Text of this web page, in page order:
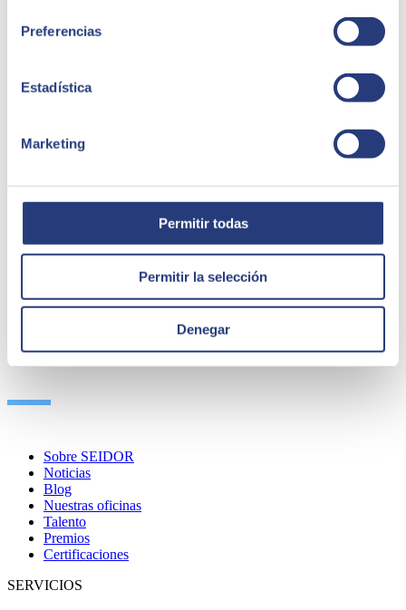
Preferencias
Estadística
Marketing
Permitir todas
Permitir la selección
Denegar
QUIÉNES SOMOS
Sobre SEIDOR
Noticias
Blog
Nuestras oficinas
Talento
Premios
Certificaciones
SERVICIOS